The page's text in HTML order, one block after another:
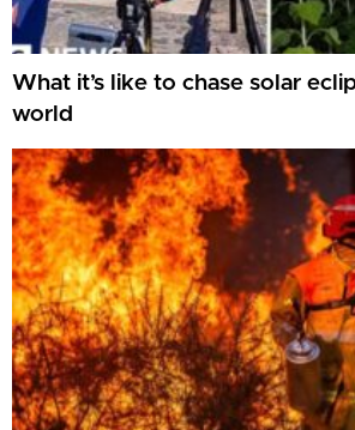
What it’s like to chase solar
world